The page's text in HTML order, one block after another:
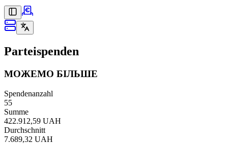
Parteispenden
МОЖЕМО БІЛЬШЕ
Spendenanzahl
55
Summe
422.912,59 UAH
Durchschnitt
7.689,32 UAH